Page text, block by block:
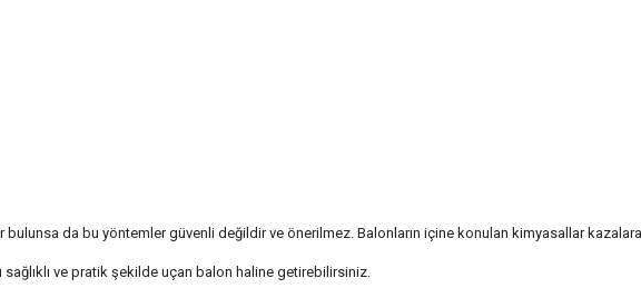
bulunsa da bu yöntemler güvenli değildir ve önerilmez. Balonların içine konulan kimyasallar
sağlıklı ve pratik şekilde uçan balon haline getirebilirsiniz.